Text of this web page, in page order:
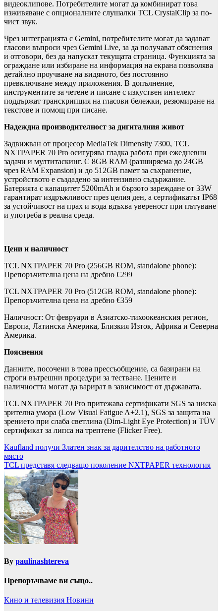
видеоклипове. Потребителите могат да комбинират това
изживяване с опционалните слушалки TCL CrystalClip за по-
чист звук.
Чрез интеграцията с Gemini, потребителите могат да задават
гласови въпроси чрез Gemini Live, за да получават обяснения
и отговори, без да напускат текущата страница. Функцията за
ограждане или избиране на информация на екрана позволява
детайлно проучване на видяното, без постоянно
превключване между приложения. В допълнение,
инструментите за четене и писане с изкуствен интелект
поддържат транскрипция на гласови бележки, резюмиране на
текстове и помощ при писане.
Надеждна производителност за дигиталния живот
Задвижван от процесор MediaTek Dimensity 7300, TCL
NXTPAPER 70 Pro осигурява гладка работа при ежедневни
задачи и мултитаскинг. С 8GB RAM (разширяема до 24GB
чрез RAM Expansion) и до 512GB памет за съхранение,
устройството е създадено за интензивно съдържание.
Батерията с капацитет 5200mAh и бързото зареждане от 33W
гарантират издръжливост през целия ден, а сертификатът IP68
за устойчивост на прах и вода вдъхва увереност при пътуване
и употреба в реална среда.
Цени и наличност
TCL NXTPAPER 70 Pro (256GB ROM, standalone phone):
Препоръчителна цена на дребно €299
TCL NXTPAPER 70 Pro (512GB ROM, standalone phone):
Препоръчителна цена на дребно €359
Наличност: От февруари в Азиатско-тихоокеанския регион,
Европа, Латинска Америка, Близкия Изток, Африка и Северна
Америка.
Пояснения
Данните, посочени в това прессъобщение, са базирани на
строги вътрешни процедури за тестване. Цените и
наличността могат да варират в зависимост от държавата.
TCL NXTPAPER 70 Pro притежава сертификати SGS за ниска
зрителна умора (Low Visual Fatigue A+2.1), SGS за защита на
зрението при слаба светлина (Dim-Light Eye Protection) и TÜV
сертификат за липса на трептене (Flicker Free).
Навигация
Kaufland получи Златен знак за дарителство на работното
място
TCL представя следващо поколение NXTPAPER технология
By paulinashtereva
Препоръчваме ви също..
Кино и телевизия Новини